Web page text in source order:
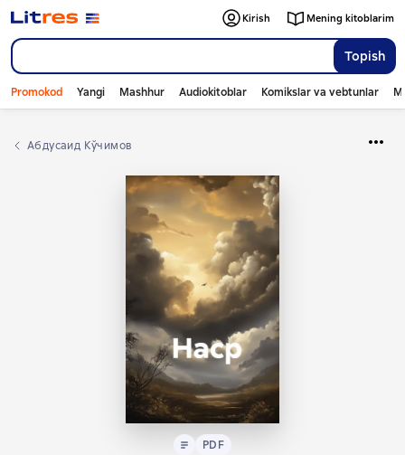
Topish
Kirish Mening kitoblarim
Promokod Yangi Mashhur Audiokitoblar Komikslar va vebtunlar
Абдусаид Кўчимов
Matn PDF
PDF